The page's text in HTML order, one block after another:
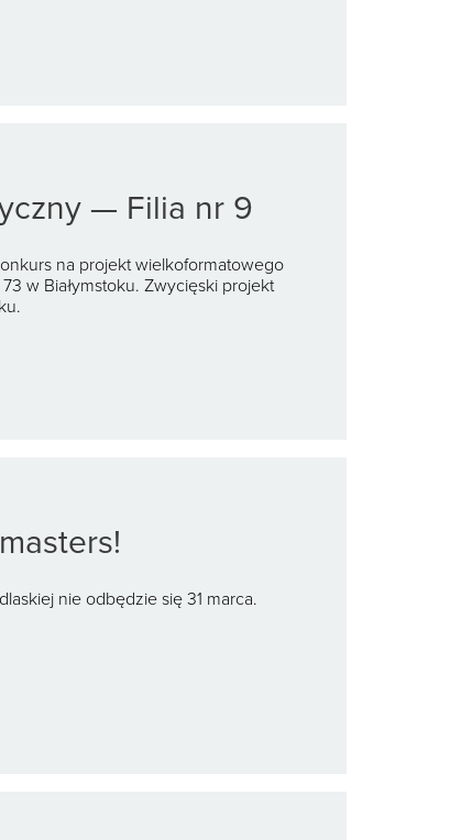
— Filia nr 9
na projekt wielkoformatowego
w Białymstoku. Zwycięski projekt
nie odbędzie się 31 marca.